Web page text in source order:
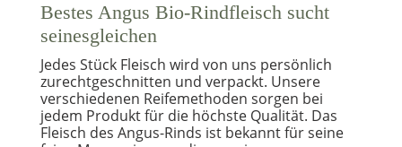
Bestes Angus Bio-Rindfleisch sucht
seinesgleichen
Jedes Stück Fleisch wird von uns persönlich
zurechtgeschnitten und verpackt. Unsere
verschiedenen Reifemethoden sorgen bei
jedem Produkt für die höchste Qualität. Das
Fleisch des Angus-Rinds ist bekannt für seine